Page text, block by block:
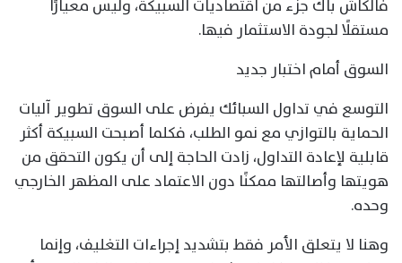
فالكاش باك جزء من اقتصاديات السبيكة، وليس معيارًا
مستقلًا لجودة الاستثمار فيها.
السوق أمام اختبار جديد
التوسع في تداول السبائك يفرض على السوق تطوير آليات
الحماية بالتوازي مع نمو الطلب، فكلما أصبحت السبيكة أكثر
قابلية لإعادة التداول، زادت الحاجة إلى أن يكون التحقق من
هويتها وأصالتها ممكنًا دون الاعتماد على المظهر الخارجي
وحده.
وهنا لا يتعلق الأمر فقط بتشديد إجراءات التغليف، وإنما